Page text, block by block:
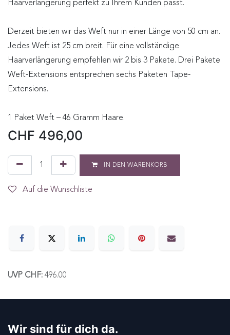
Haarverlängerung perfekt zu Ihrem Kunden passt.
Derzeit bieten wir das Weft nur in einer Länge von 50 cm an.
Jedes Weft ist 25 cm breit. Für eine vollständige
Haarverlängerung empfehlen wir 2 bis 3 Pakete. Drei Pakete
Weft-Extensions entsprechen sechs Paketen Tape-
Extensions.
1 Paket Weft – 46 Gramm Haare.
CHF 496,00
IN DEN WARENKORB
Auf die Wunschliste
UVP CHF: 496.00
Wir sind für dich da.